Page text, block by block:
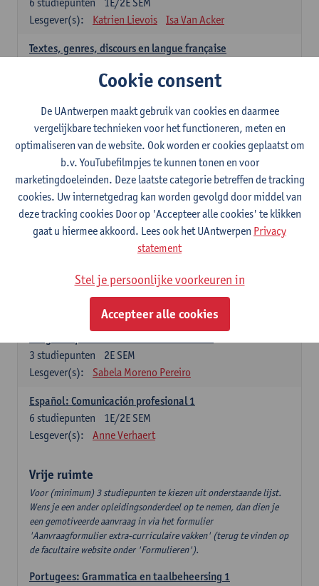
Lesgever(s):
Katrien Lievois Isa Van Acker
Textes, genres, discours en langue française
Kris Peeters
Spaans: verplichte opleidingsonderdelen
Gramática española 1
1E SEM
studiepunten
Lesgever(s):
Anne Verhaert
Gramática española 2
2E SEM
3studiepunten
Anne Verhaert
Lengua española: Destrezas básicas
Sabela Moreno Pereiro
2E SEM
3 studiepunten
Lesgever(s):
Sabela Moreno Pereiro
Español: Comunicación profesional 1
1E/2E SEM
6 studiepunten
Lesgever(s):
Anne Verhaert
Vrije ruimte
Voor (minimum) 3 studiepunten te kiezen uit onderstaande lijst.
Wens je een ander opleidingsonderdeel op te nemen, dan dien je
een gemotiveerde aanvraag in via het formulier
'Aanvraagformulier extra-curriculaire vakken' (terug te vinden op
de facultaire website onder 'Formulieren').
Portugees: Grammatica en taalbeheersing 1
Cookie consent
De UAntwerpen maakt gebruik van cookies en daarmee
vergelijkbare technieken voor het functioneren, meten en
optimaliseren van de website. Ook worden er cookies geplaatst om
b.v. YouTubefilmpjes te kunnen tonen en voor
marketingdoeleinden. Deze laatste categorie betreffen de tracking
cookies. Uw internetgedrag kan worden gevolgd door middel van
deze tracking cookies Door op 'Accepteer alle cookies' te klikken
gaat u hiermee akkoord. Lees ook het UAntwerpen Privacy
statement
Stel je persoonlijke voorkeuren in
Accepteer alle cookies